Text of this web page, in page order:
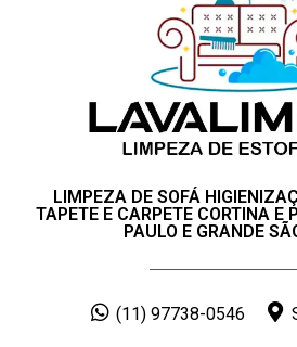
LIMPEZA DE SOFÁ
TAPETE E CARPETE CORTINA E
PAULO E GRANDE
(11) 97738-0546